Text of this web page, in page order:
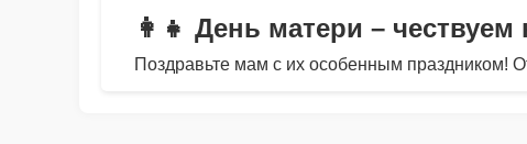
👩‍👧 День матери –
Поздравьте мам с их особенным праздником!